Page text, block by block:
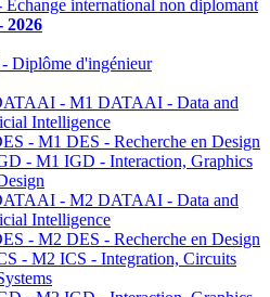
Echange international non diplomant
2026
Diplôme d'ingénieur
- M1 DATAAI - Data and
Intelligence
- M1 DES - Recherche en Design
- M1 IGD - Interaction, Graphics
- M2 DATAAI - Data and
Intelligence
- M2 DES - Recherche en Design
- M2 ICS - Integration, Circuits